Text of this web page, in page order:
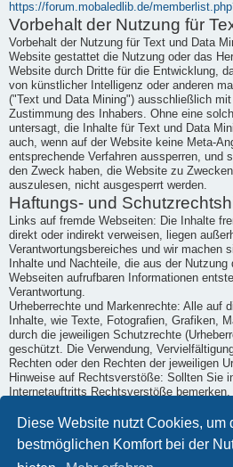
Diese Website nutzt Cookies, um
bestmöglichen Komfort bei der
https://forum.mobaledlib.de/
Vorbehalt der Nutzung für
Vorbehalt der Nutzung für Text und Data
Website gestattet die Nutzung oder das
Website durch Dritte für die Entwicklung,
von künstlicher Intelligenz oder anderen
("Text und Data Mining") ausschließlich
Zustimmung des Inhabers. Ohne eine
untersagt, die Inhalte für Text und Data
auch, wenn auf der Website keine Meta-
entsprechende Verfahren aussperren, und
den Zweck haben, die Website zu
auszulesen, nicht ausgesperrt werden.
Haftungs- und
Links auf fremde Webseiten: Die Inhalte
direkt oder indirekt verweisen, liegen
Verantwortungsbereiches und wir machen
Inhalte und Nachteile, die aus der
Webseiten aufrufbaren Informationen
Verantwortung.
Urheberrechte und Markenrechte: Alle auf
Inhalte, wie Texte, Fotografien, Grafiken,
durch die jeweiligen Schutzrechte
geschützt. Die Verwendung,
Rechten oder den Rechten der jeweiligen
Hinweise auf Rechtsverstöße: Sollten Sie
Internetauftritts Rechtsverstöße
Kenntnisnahme unverzüglich entfernen.
Erstellt mit kostenlosem Datenschutz-
Schwenke